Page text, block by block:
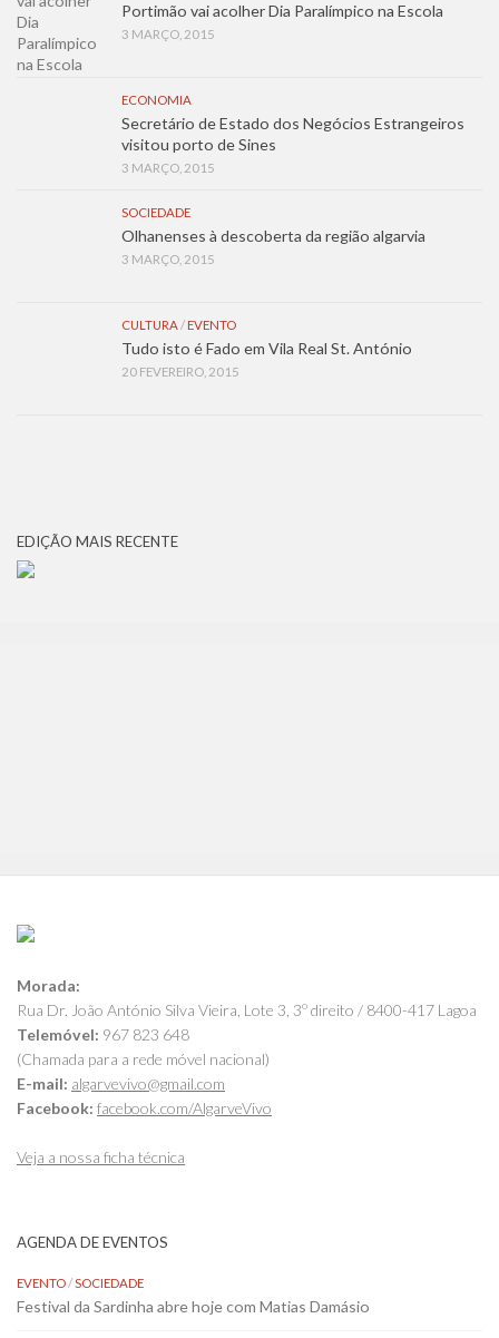
Portimão vai acolher Dia Paralímpico na Escola
3 MARÇO, 2015
ECONOMIA
Secretário de Estado dos Negócios Estrangeiros
visitou porto de Sines
3 MARÇO, 2015
SOCIEDADE
Olhanenses à descoberta da região algarvia
3 MARÇO, 2015
CULTURA/ EVENTO
Tudo isto é Fado em Vila Real St. António
20 FEVEREIRO, 2015
EDIÇÃO MAIS RECENTE
Morada:
Rua Dr. João António Silva Vieira, Lote 3, 3º direito / 8400-417 Lagoa
Telemóvel: 967 823 648
(Chamada para a rede móvel nacional)
E-mail: algarvevivo@gmail.com
Facebook: facebook.com/AlgarveVivo
Veja a nossa ficha técnica
AGENDA DE EVENTOS
EVENTO/SOCIEDADE
Festival da Sardinha abre hoje com Matias Damásio